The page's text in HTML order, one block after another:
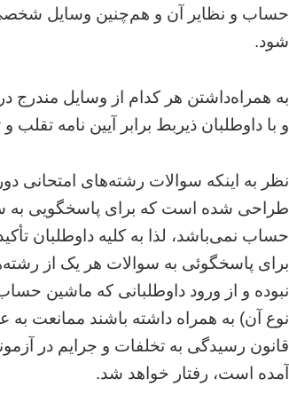
حساب و نظایر آن و هم‌چنین وسایل‌
شود.
به‌ همراه‌داشتن‌ هر کدام‌ از وسایل‌ مندرج‌
و با داوطلبان‌ ذیربط برابر آیین‌ نامه‌
نظر به اینکه سوالات رشته‌های امتحانی
طراحی شده است که برای پاسخگویی به
حساب نمی‌باشد، لذا به کلیه داوطلبان
برای پاسخگوئی به سوالات هر یک از
نبوده و از ورود داوطلبانی که ماشین
نوع آن) به همراه داشته باشند ممانعت به
قانون رسیدگی به تخلفات و جرایم در
آمده است، رفتار خواهد شد.